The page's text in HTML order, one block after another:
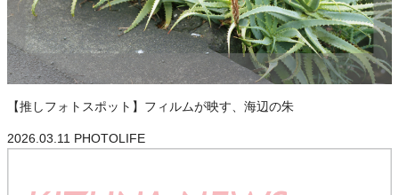
【推しフォトスポット】フィルムが映す、海辺の朱
2026.03.11 PHOTOLIFE